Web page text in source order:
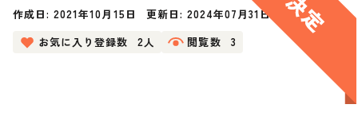
作成日:2021年10月15日 更新日: 2024年07月31日
お気に入り登録数
2人 閲覧数 3